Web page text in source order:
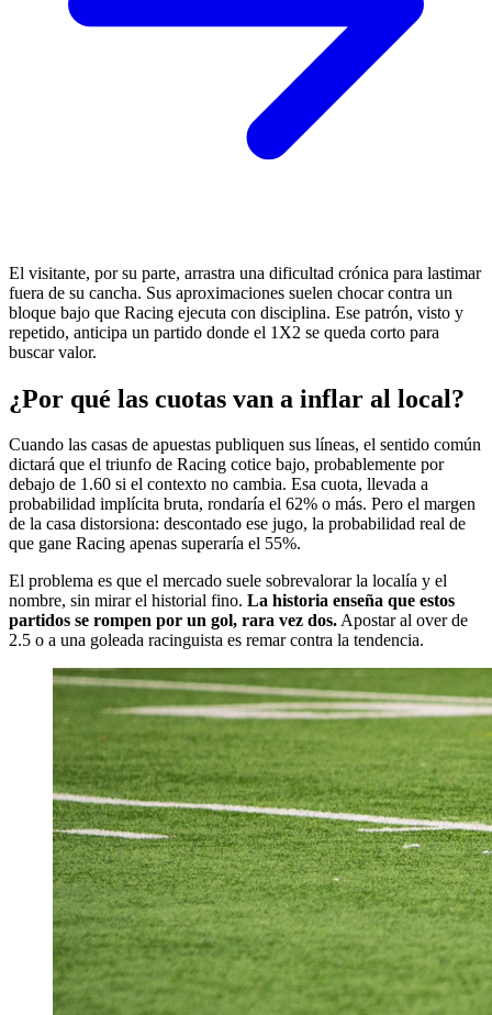
El visitante, por su parte, arrastra una dificultad crónica para lastimar
fuera de su cancha. Sus aproximaciones suelen chocar contra un
bloque bajo que Racing ejecuta con disciplina. Ese patrón, visto y
repetido, anticipa un partido donde el 1X2 se queda corto para
buscar valor.
¿Por qué las cuotas van a inflar al local?
Cuando las casas de apuestas publiquen sus líneas, el sentido común
dictará que el triunfo de Racing cotice bajo, probablemente por
debajo de 1.60 si el contexto no cambia. Esa cuota, llevada a
probabilidad implícita bruta, rondaría el 62% o más. Pero el margen
de la casa distorsiona: descontado ese jugo, la probabilidad real de
que gane Racing apenas superaría el 55%.
El problema es que el mercado suele sobrevalorar la localía y el
nombre, sin mirar el historial fino. La historia enseña que estos
partidos se rompen por un gol, rara vez dos.Apostar al over de
2.5 o a una goleada racinguista es remar contra la tendencia.